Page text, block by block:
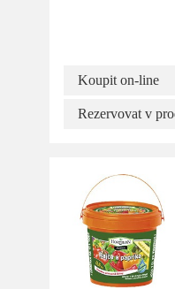
Koupit on-line
Rezervovat v